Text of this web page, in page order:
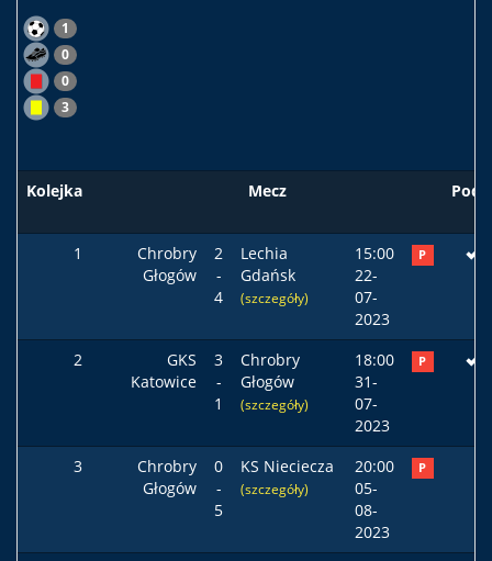
1
0
0
3
Kolejka Mecz
1
Chrobry
Głogów
2
-
4
Lechia
Gdańsk
(szczegóły)
15:00
22-
07-
2023
P
2
GKS
Katowice
3
-
1
Chrobry
Głogów
(szczegóły)
18:00
31-
07-
2023
P
3
Chrobry
Głogów
0
-
5
KS Nieciecza
(szczegóły)
20:00
05-
08-
2023
P